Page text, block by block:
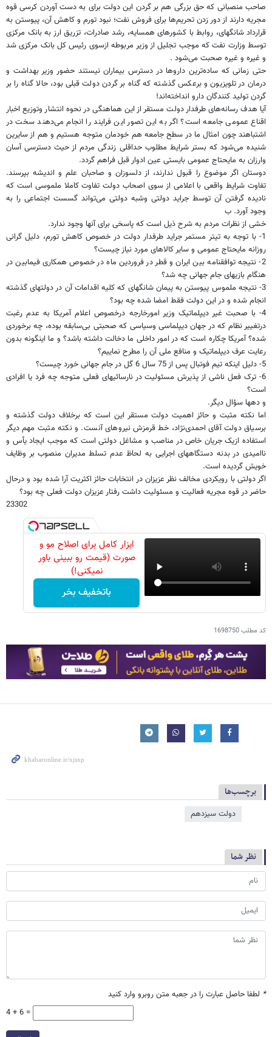
صاحب منصبانی که حق بزرگی هم بر گردن این دولت برای به دست آوردن کرسی قوه
مجریه دارند از دور زدن تحریم‌ها برای فروش نفت؛ نبود تورم و کاهش آن، پیوستن به
قرارداد شانگهای، روابط با کشورهای همسایه، رشد صادرات، تزریق ارز به بانک مرکزی
توسط وزارت نفت که موجب تجلیل از وزیر مربوطه ازسوی رئیس کل بانک مرکزی شد
و غیره و غیره صحبت می‌شود .
حتی زمانی که ساده‌ترین داروها در دسترس بیماران نیستند حضور وزیر بهداشت و
درمان در تلویزیون و برعکس گذشته که گناه بر گردن دولت قبلی بود، حالا گناه را بر
گردن تولید کنندگان دارو انداخته‌اند!
آیا هدف رسانه‌های طرفدار دولت مستقر از این هماهنگی در نحوه انتشار وتوزیع اخبار
اقناع عمومی جامعه است؟ اگر به این تصور این فرایند را انجام می‌دهند سخت در
اشتباهند چون امثال ما در سطح جامعه هم خودمان متوجه هستیم و هم از سایرین
شنیده می‌شود که بستر شرایط مطلوب حداقلی زندگی مردم از حیث دسترسی آسان
وارزان به مایحتاج عمومی بایستی عین ادوار قبل فراهم گردد.
دوستان اگر موضوع را قبول ندارند، از دلسوزان و صاحبان علم و اندیشه بپرسند.
تفاوت شرایط واقعی با اعلامی از سوی اصحاب دولت تفاوت کاملا ملموسی است که
نادیده گرفتن آن توسط جراید دولتی وشبه دولتی می‌تواند گسست اجتماعی را به
وجود آورد. ب
خشی از نظرات مردم به شرح ذیل است که پاسخی برای آنها وجود ندارد.
1- با توجه به تیتر مستمر جراید طرفدار دولت در خصوص کاهش تورم، دلیل گرانی
روزانه مایحتاج عمومی و سایر کالاهای مورد نیاز چیست؟
2- نتیجه توافقنامه بین ایران و قطر در فروردین ماه در خصوص همکاری فیمابین در
هنگام بازیهای جام جهانی چه شد؟
3- نتیجه ملموس پیوستن به پیمان شانگهای که کلیه اقدامات آن در دولتهای گذشته
انجام شده و در این دولت فقط امضا شده چه بود؟
4- با صحبت غیر دیپلماتیک وزیر امورخارجه درخصوص اعلام آمریکا به عدم رغبت
درتغییر نظام که در جهان دیپلماسی وسیاسی که صحبتی بی‌سابقه بوده، چه برخوردی
شده؟ آمریکا چکاره است که در امور داخلی ما دخالت داشته باشد؟ و ما اینگونه بدون
رعایت عرف دیپلماتیک و منافع ملی آن را مطرح نماییم؟
5- دلیل اینکه تیم فوتبال پس از 75 سال 6 گل در جام جهانی خورد چیست؟
6- ترک فعل ناشی از پذیرش مسئولیت در نارسائیهای فعلی متوجه چه فرد یا افرادی
است؟
و دهها سؤال دیگر.
اما نکته مثبت و حائز اهمیت دولت مستقر این است که برخلاف دولت گذشته و
برسیاق دولت آقای احمدی‌نژاد، خط قرمزش نیروهای آنست. و نکته مثبت مهم دیگر
استفاده ازیک جریان خاص در مناصب و مشاغل دولتی است که موجب ایجاد یأس و
ناامیدی در بدنه دستگاههای اجرایی به لحاظ عدم تسلط مدیران منصوب بر وظایف
خویش گردیده است.
اگر دولتی با رویکردی مخالف نظر عزیزان در انتخابات حائز اکثریت آرا شده بود و درحال
حاضر در قوه مجریه فعالیت و مسئولیت داشت رفتار عزیزان دولت فعلی چه بود؟
23302
ابزار کامل برای اصلاح مو و
صورت (قیمت رو ببینی باور
نمیکنی!)
باتخفیف بخر
کد مطلب1698750
برچسب‌ها
دولت سیزدهم
نظر شما
* لطفا حاصل عبارت را در جعبه متن روبرو وارد کنید
4 + 6 =